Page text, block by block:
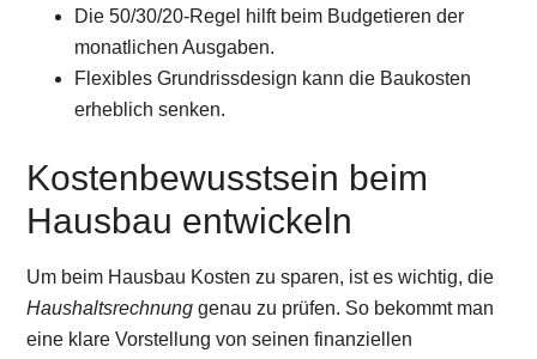
Die 50/30/20-Regel hilft beim Budgetieren der
monatlichen Ausgaben.
Flexibles Grundrissdesign kann die Baukosten
erheblich senken.
Kostenbewusstsein beim
Hausbau entwickeln
Um beim Hausbau Kosten zu sparen, ist es wichtig, die
Haushaltsrechnung genau zu prüfen. So bekommt man
eine klare Vorstellung von seinen finanziellen